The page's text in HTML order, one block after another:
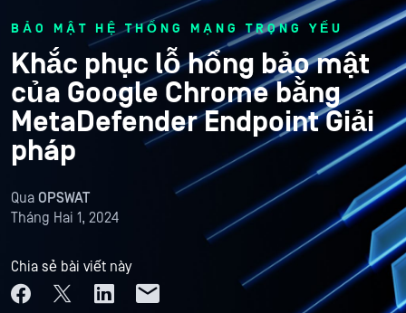
BẢO MẬT HỆ THỐNG MẠNG TRỌNG YẾU
Khắc phục lỗ hổng bảo mật
của Google Chrome bằng
MetaDefender Endpoint Giải
pháp
Qua OPSWAT
Tháng Hai 1, 2024
Chia sẻ bài viết này